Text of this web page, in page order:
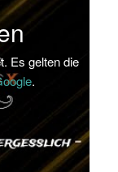
Es gelten die
.